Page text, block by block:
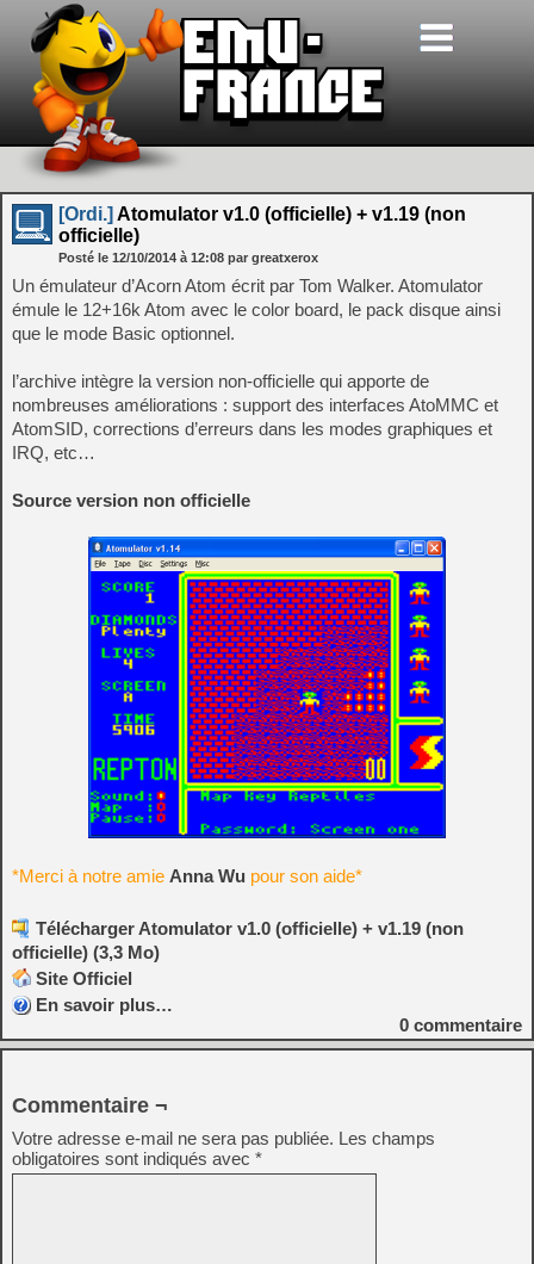
[Ordi.] Atomulator v1.0 (officielle) + v1.19 (non
officielle)
Posté le 12/10/2014 à 12:08 par greatxerox
Un émulateur d’Acorn Atom écrit par Tom Walker. Atomulator
émule le 12+16k Atom avec le color board, le pack disque ainsi
que le mode Basic optionnel.
l’archive intègre la version non-officielle qui apporte de
nombreuses améliorations : support des interfaces AtoMMC et
AtomSID, corrections d’erreurs dans les modes graphiques et
IRQ, etc…
Source version non officielle
*Merci à notre amie Anna Wu pour son aide*
Télécharger Atomulator v1.0 (officielle) + v1.19 (non
officielle) (3,3 Mo)
Site Officiel
En savoir plus…
0 commentaire
Commentaire ¬
Votre adresse e-mail ne sera pas publiée. Les champs
obligatoires sont indiqués avec *